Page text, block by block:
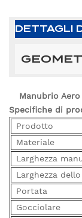
DETTAGLI
Manubrio
Specifiche di
Prodotto
Materiale
Larghezza
Larghezza
Portata
Gocciolare